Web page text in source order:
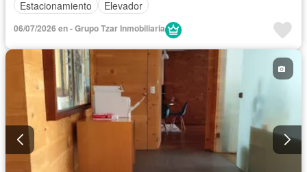
Estacionamiento
Elevador
06/07/2026 en - Grupo Tzar Inmobiliaria